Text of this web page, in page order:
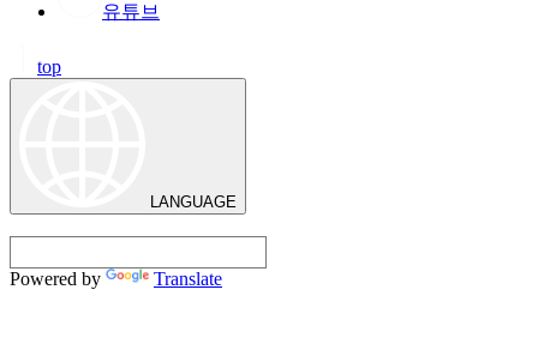
유튜브
top
LANGUAGE
Powered by Translate